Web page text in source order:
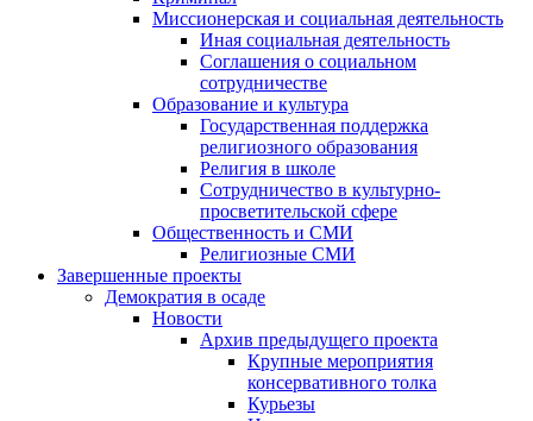
Миссионерская и социальная деятельность
Иная социальная деятельность
Соглашения о социальном
сотрудничестве
Образование и культура
Государственная поддержка
религиозного образования
Религия в школе
Сотрудничество в культурно-
просветительской сфере
Общественность и СМИ
Религиозные СМИ
Завершенные проекты
Демократия в осаде
Новости
Архив предыдущего проекта
Крупные мероприятия
консервативного толка
Курьезы